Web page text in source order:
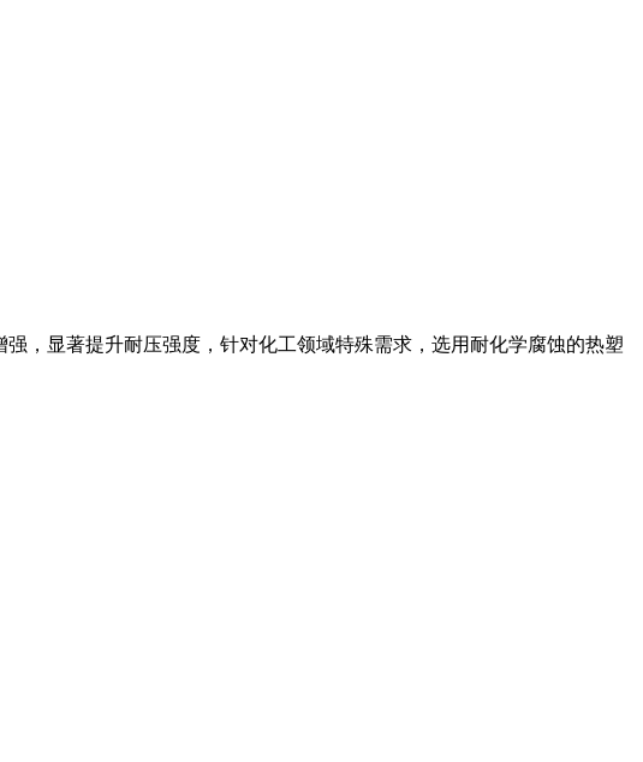
，显著提升耐压强度，针对化工领域特殊需求，选用耐化学腐蚀的热塑